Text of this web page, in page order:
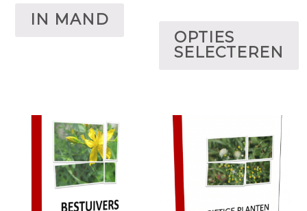
IN MAND
OPTIES
SELECTEREN